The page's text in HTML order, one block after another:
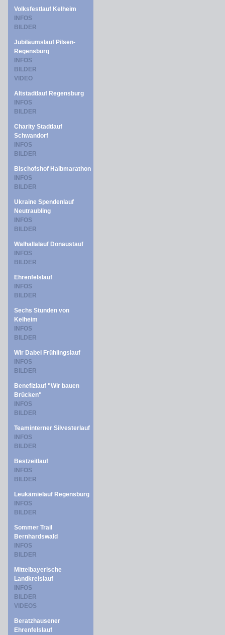
Volksfestlauf Kelheim
INFOS
BILDER
Jubiläumslauf Pilsen-
Regensburg
INFOS
BILDER
VIDEO
Altstadtlauf Regensburg
INFOS
BILDER
Charity Stadtlauf
Schwandorf
INFOS
BILDER
Bischofshof Halbmarathon
INFOS
BILDER
Ukraine Spendenlauf
Neutraubling
INFOS
BILDER
Walhallalauf Donaustauf
INFOS
BILDER
Ehrenfelslauf
INFOS
BILDER
Sechs Stunden von
Kelheim
INFOS
BILDER
Wir Dabei Frühlingslauf
INFOS
BILDER
Benefizlauf "Wir bauen
Brücken"
INFOS
BILDER
Teaminterner Silvesterlauf
INFOS
BILDER
Bestzeitlauf
INFOS
BILDER
Leukämielauf Regensburg
INFOS
BILDER
Sommer Trail
Bernhardswald
INFOS
BILDER
Mittelbayerische
Landkreislauf
INFOS
BILDER
VIDEOS
Beratzhausener
Ehrenfelslauf